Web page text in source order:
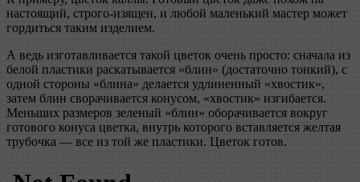
настоящий, строго-изящен, и любой маленький мастер может
гордиться таким изделием.
А ведь изготавливается такой цветок очень просто: сначала из
белой пластики раскатывается «блин» (достаточно тонкий), с
одной стороны «блина» делается удлиненный «хвостик»,
затем блин сворачивается конусом, «хвостик» изгибается.
Меньших размеров зеленый «блин» оборачивается вокруг
готового конуса цветка, внутрь которого вставляется желтая
трубочка — все из той же пластики. Цветок готов.